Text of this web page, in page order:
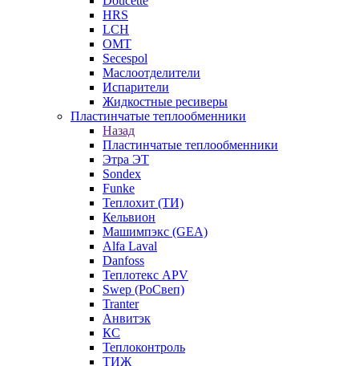
HRS
LCH
OMT
Secespol
Маслоотделители
Испарители
Жидкостные ресиверы
Пластинчатые теплообменники
Назад
Пластинчатые теплообменники
Этра ЭТ
Sondex
Funke
Теплохит (ТИ)
Кельвион
Машимпэкс (GEA)
Alfa Laval
Danfoss
Теплотекс APV
Swep (РоСвеп)
Tranter
Анвитэк
КС
Теплоконтроль
ТИЖ